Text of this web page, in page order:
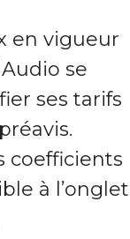
en vigueur
se
ses tarifs
coefficients
à l’onglet